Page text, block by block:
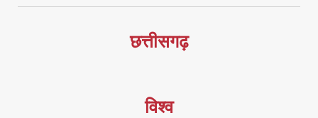
छत्तीसगढ़
विश्व